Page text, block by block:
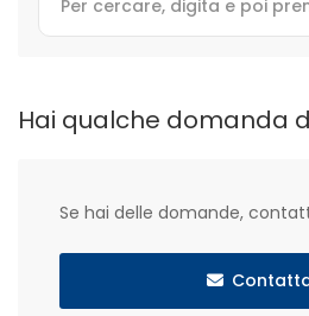
Hai qualche domanda
Se hai delle domande,